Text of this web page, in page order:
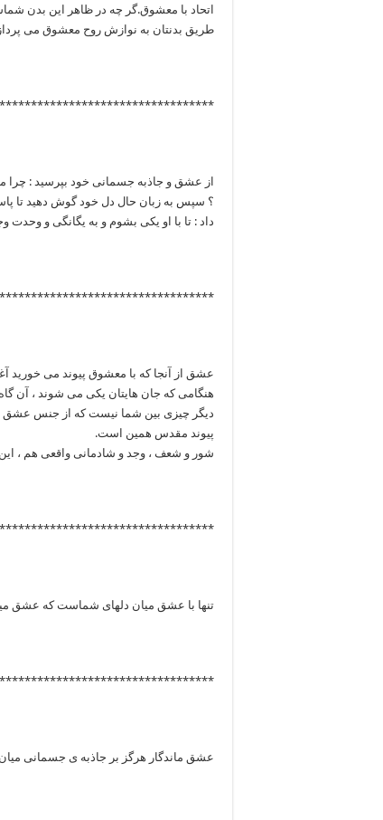
اتحاد با معشوق.گر چه در ظاهر این بدن
طریق بدنتان به نوازش روح معشوق می
**********************************
از عشق و جاذبه جسمانی خود بپرسید : چرا
؟ سپس به زبان حال دل خود گوش دهید تا
داد : تا با او یکی بشوم و به یگانگی و وحدت
**********************************
عشق از آنجا که با معشوق پیوند می خورید
هنگامی که جان هایتان یکی می شوند ، آن
دیگر چیزی بین شما نیست که از جنس عشق
پیوند مقدس همین است.
شور و شعف ، وجد و شادمانی واقعی هم ،
**********************************
تنها با عشق میان دلهای شماست که عشق
**********************************
عشق ماندگار هرگز بر جاذبه ی جسمانی